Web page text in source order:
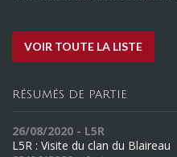
VOIR TOUTE LA LISTE
RÉSUMÉS DE PARTIE
26/08/2020 - L5R
L5R : Visite du clan du Blaireau